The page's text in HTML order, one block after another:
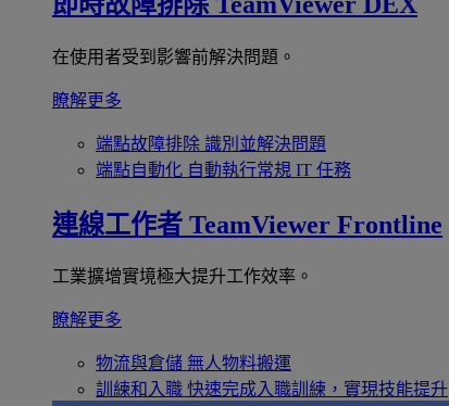
在使用者受到影響前解決問題。
瞭解更多
端點故障排除 識別並解決問題
端點自動化 自動執行常規 IT 任務
連線工作者 TeamViewer Frontline
工業擴增實境極大提升工作效率。
瞭解更多
物流與倉儲 無人物料搬運
訓練和入職 快速完成入職訓練，實現技能提升